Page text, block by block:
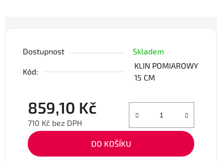
Dostupnost Skladem
Kód:
KLIN POMIAROWY
15 CM
859,10 Kč
710 Kč bez DPH
Měrná cena:
DO KOŠÍKU